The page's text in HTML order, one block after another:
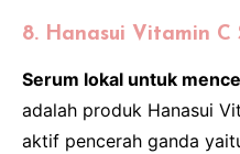
8. Hanasui Vitamin C
Serum lokal untuk
adalah produk Hanasui
aktif pencerah ganda